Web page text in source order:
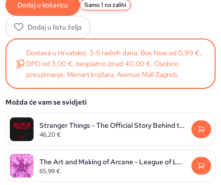
Dodaj u košaricu Samo 1 na zalihi
Dodaj u listu želja
Dostava u Hrvatskoj: 3-5 radnih dana. Box Now od 0,99 €,
DPD od 3,00 €, besplatno iznad 40,00 €. Osobno
preuzimanje: Menart knjižara, Avenue Mall Zagreb.
Možda će vam se svidjeti
Stranger Things - The Official Story Behind the Legendary Series
46,20€
The Art and Making of Arcane - League of Legends
65,99€